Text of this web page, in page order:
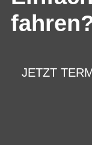
JETZT